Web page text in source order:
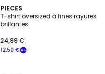
PIECES
T-shirt oversized à fines rayures
brillantes
12,50 €
24,99 €
4,6
/ 5